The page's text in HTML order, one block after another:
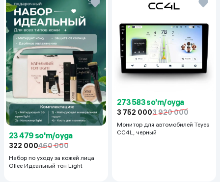
23 479 so'm/oyga
322 000460 000
Набор по уходу за кожей лица
Ollee Идеальный тон Light
273 583 so'm/oyga
3 752 0003 920 000
Монитор для автомобилей Teyes
CC4L, черный